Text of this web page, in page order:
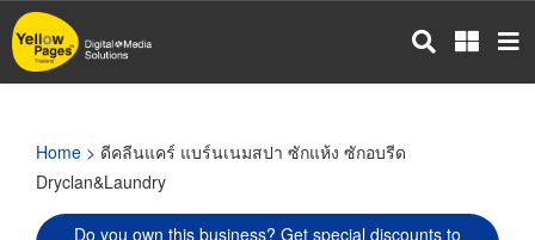
Skip
to
main
Home > ดีคลีนแคร์ แบร์นเนมสปา ซักแห้ง ซักอบรีด
Dryclan&Laundry
Do you own this business? Get special discounts to